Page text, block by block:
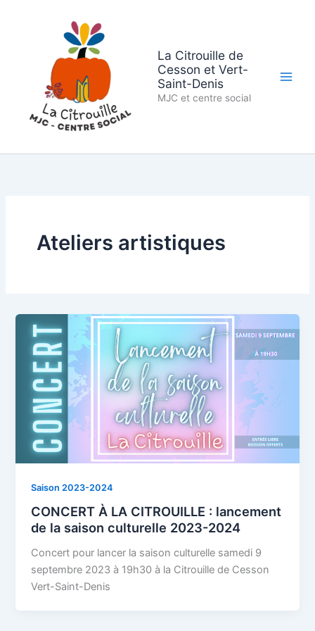
La Citrouille de
Cesson et Vert-
Saint-Denis
MJC et centre social
Ateliers artistiques
Saison 2023-2024
CONCERT À LA CITROUILLE : lancement
de la saison culturelle 2023-2024
Concert pour lancer la saison culturelle samedi 9
septembre 2023 à 19h30 à la Citrouille de Cesson
Vert-Saint-Denis